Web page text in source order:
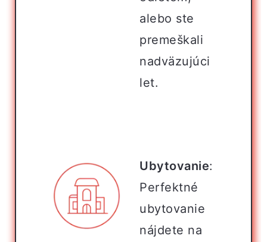
alebo ste
premeškali
nadväzujúci
let.
Ubytovanie:
Perfektné
ubytovanie
nájdete na